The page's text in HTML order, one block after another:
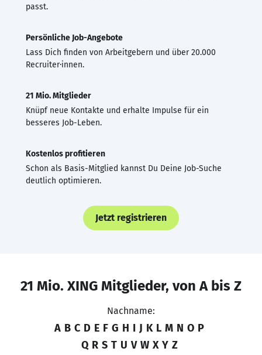
passt.
Persönliche Job-Angebote
Lass Dich finden von Arbeitgebern und über 20.000
Recruiter·innen.
21 Mio. Mitglieder
Knüpf neue Kontakte und erhalte Impulse für ein
besseres Job-Leben.
Kostenlos profitieren
Schon als Basis-Mitglied kannst Du Deine Job-Suche
deutlich optimieren.
Jetzt registrieren
21 Mio. XING Mitglieder, von A bis Z
Nachname:
A B C D E F G H I J K L M N O P
Q R S T U V W X Y Z